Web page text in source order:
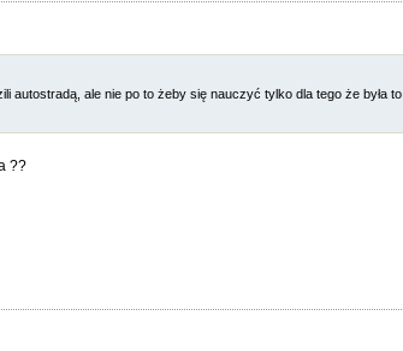
autostradą, ale nie po to żeby się nauczyć tylko dla tego że była
??